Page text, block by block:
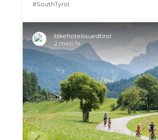
#SouthTyrol
SHARE
bikehotelssuedtirol
2 mesi fa